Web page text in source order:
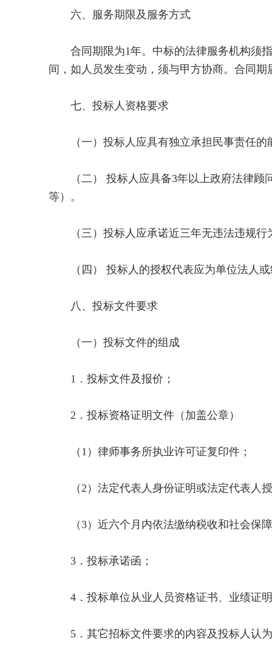
六、服务期限及服务方式
合同期限为1年。中标的法律服务机构须指
间，如人员发生变动，须与甲方协商。合同
七、投标人资格要求
（一）投标人应具有独立承担民事责任的
（二） 投标人应具备3年以上政府法律顾
等）。
（三）投标人应承诺近三年无违法违规行
（四） 投标人的授权代表应为单位法人或
八、投标文件要求
（一）投标文件的组成
1．投标文件及报价；
2．投标资格证明文件（加盖公章）
（1）律师事务所执业许可证复印件；
（2）法定代表人身份证明或法定代表人
（3）近六个月内依法缴纳税收和社会保
3．投标承诺函；
4．投标单位从业人员资格证书、业绩证
5．其它招标文件要求的内容及投标人认为